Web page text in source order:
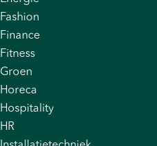
Fashion
Finance
Fitness
Groen
Horeca
Hospitality
HR